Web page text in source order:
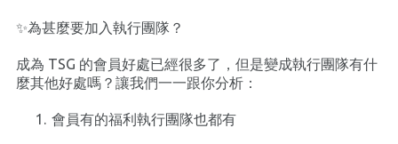
✨為甚麼要加入執行團隊？
成為 TSG 的會員好處已經很多了，但是變成執行團隊有什
麼其他好處嗎？讓我們一一跟你分析：󠀠
會員有的福利執行團隊也都有